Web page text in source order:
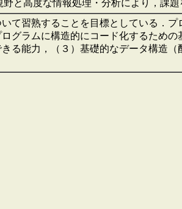
と高度な情報処理・分析により，課題
て習熟することを目標としている．
グラムに構造的にコード化するため
る能力，（３）基礎的なデータ構造（